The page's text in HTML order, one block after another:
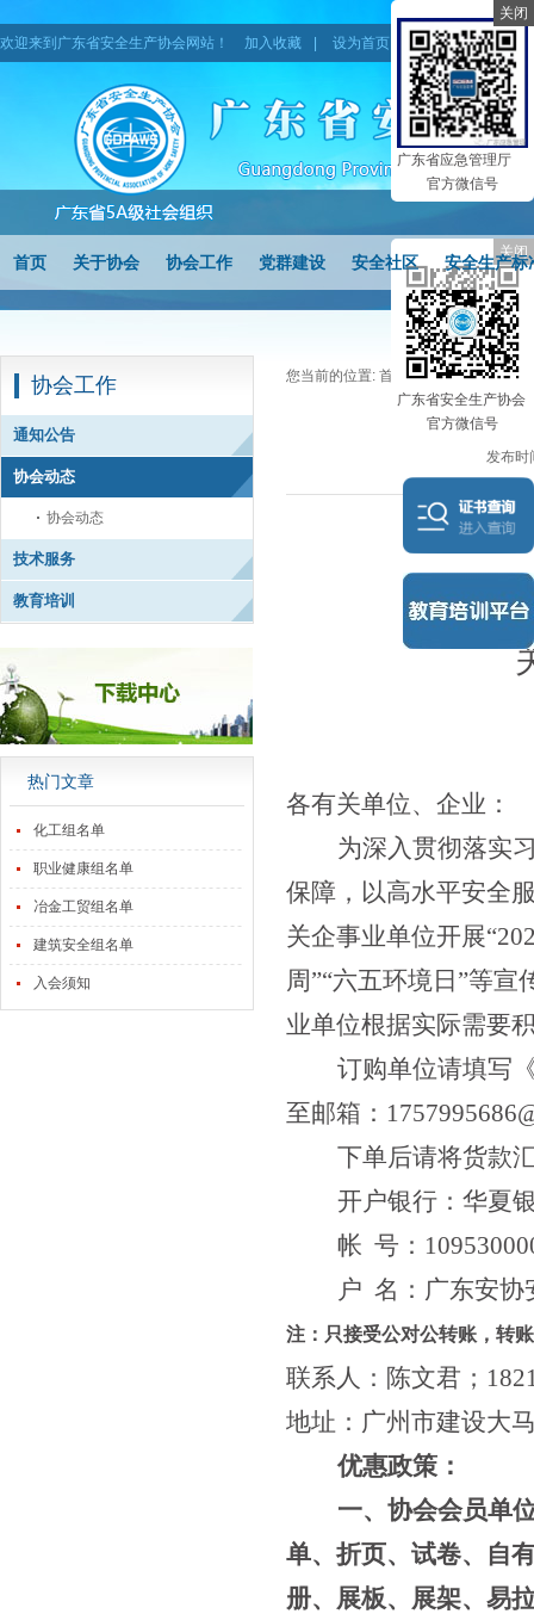
欢迎来到广东省安全生产协会网站！ 加入收藏 设为首页 网站地图
首页 关于协会 协会工作 党群建设 安全社区 安全生产标
协会工作
通知公告
协会动态
协会动态
技术服务
教育培训
热门文章
化工组名单
职业健康组名单
冶金工贸组名单
建筑安全组名单
入会须知
您当前的位置: 首页>协会工作>协会
关于征订
发布
各有关单位、企业：
为深入贯彻落实
保障，以高水平安全
关企事业单位开展“
周”“六五环境日”等
业单位根据实际需要
订购单位请填写
至邮箱：
下单后请将货款
开户银行：华夏
帐 号：
户 名：广东安协
注：只接受公对公转账，转
联系人：陈文君；
地址：广州市建设大
优惠政策：
一、协会会员单
单、折页、试卷、自
册、展板、展架、易
广东省应急管理厅
官方微信号
关闭
广东省安全生产协会
官方微信号
关闭